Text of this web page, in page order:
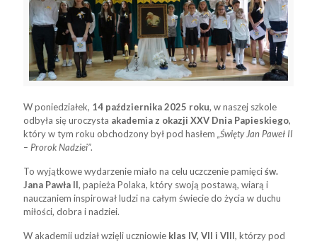
W poniedziałek, 14 października 2025 roku, w naszej szkole
odbyła się uroczysta akademia z okazji XXV Dnia Papieskiego,
który w tym roku obchodzony był pod hasłem „Święty Jan Paweł II
– Prorok Nadziei”.
To wyjątkowe wydarzenie miało na celu uczczenie pamięciśw.
Jana Pawła II, papieża Polaka, który swoją postawą, wiarą i
nauczaniem inspirował ludzi na całym świecie do życia w duchu
miłości, dobra i nadziei.
W akademii udział wzięli uczniowie klas IV, VII i VIII, którzy pod